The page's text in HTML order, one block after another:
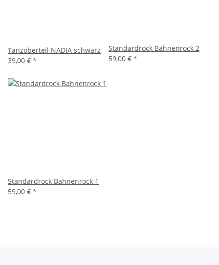
Tanzoberteil NADIA schwarz
39,00 € *
Standardrock Bahnenrock 2
59,00 € *
Standardrock Bahnenrock 1
59,00 € *